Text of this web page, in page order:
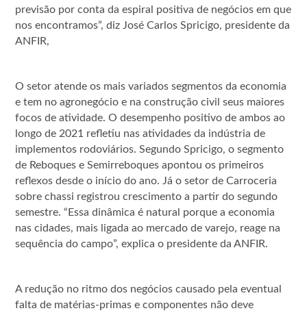
previsão por conta da espiral positiva de negócios em que
nos encontramos”, diz José Carlos Spricigo, presidente da
ANFIR,
O setor atende os mais variados segmentos da economia
e tem no agronegócio e na construção civil seus maiores
focos de atividade. O desempenho positivo de ambos ao
longo de 2021 refletiu nas atividades da indústria de
implementos rodoviários. Segundo Spricigo, o segmento
de Reboques e Semirreboques apontou os primeiros
reflexos desde o início do ano. Já o setor de Carroceria
sobre chassi registrou crescimento a partir do segundo
semestre. “Essa dinâmica é natural porque a economia
nas cidades, mais ligada ao mercado de varejo, reage na
sequência do campo”, explica o presidente da ANFIR.
A redução no ritmo dos negócios causado pela eventual
falta de matérias-primas e componentes não deve